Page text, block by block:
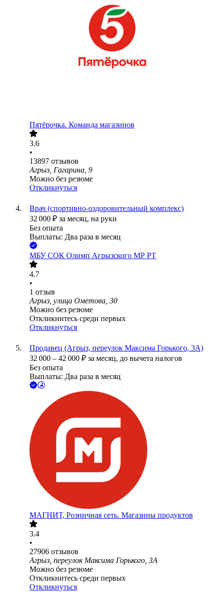
Пятёрочка. Команда магазинов
3.6
•
13897 отзывов
Агрыз, Гагарина, 9
Можно без резюме
Откликнуться
Врач (спортивно-оздоровительный комплекс)
32 000 ₽ за месяц, на руки
Без опыта
Выплаты: Два раза в месяц
МБУ СОК Олимп Агрызского МР РТ
4.7
•
1 отзыв
Агрыз, улица Ометова, 30
Можно без резюме
Откликнитесь среди первых
Откликнуться
Продавец (Агрыз, переулок Максима Горького, 3А)
32 000 – 42 000 ₽ за месяц, до вычета налогов
Без опыта
Выплаты: Два раза в месяц
МАГНИТ, Розничная сеть. Магазины продуктов
3.4
•
27906 отзывов
Агрыз, переулок Максима Горького, 3А
Можно без резюме
Откликнитесь среди первых
Откликнуться